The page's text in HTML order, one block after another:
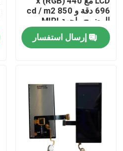
بيت
أشرطة فيديو
عرض الواقع الافتراضي
696 دقة و 850 cd / m2
الوضوح واجهة MIPI
إرسال استفسار